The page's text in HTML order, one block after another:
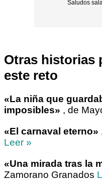
Saludos
Otras historias
este reto
«La niña que
imposibles» , de
«El carnaval eterno»
Leer »
«Una mirada tras la
Zamorano Granados